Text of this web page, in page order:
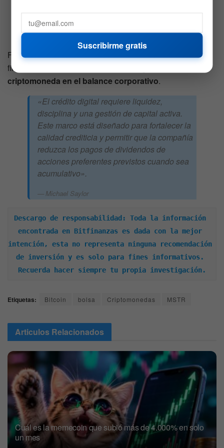
Andrew Kang, director financiero.
Finalmente, Michael Saylor, presidente ejecutivo de la
firma, reafirmó la
criptomoneda en el balance corporativo.
«El crédito digital requiere liquidez,
disciplina y una gestión de capital activa.
Este marco está diseñado para fortalecer la
calidad crediticia y permitir que la compañía
reduzca los pagos de dividendos de
acciones preferentes previstos cuando sea
acumulativo».
Michael Saylor
Descargo de responsabilidad: Toda la información
encontrada en Bitfinanzas es dada con la mejor
intención, esta no representa ninguna recomendación
de inversión y es solo para fines informativos.
Recuerda hacer siempre tu propia investigación.
Etiquetas: Bitcoin bolsa Criptomonedas MSTR
Articulos Relacionados
Cuál es la memecoin que subió más de 4.000% en solo
un mes
Suscribirme gratis